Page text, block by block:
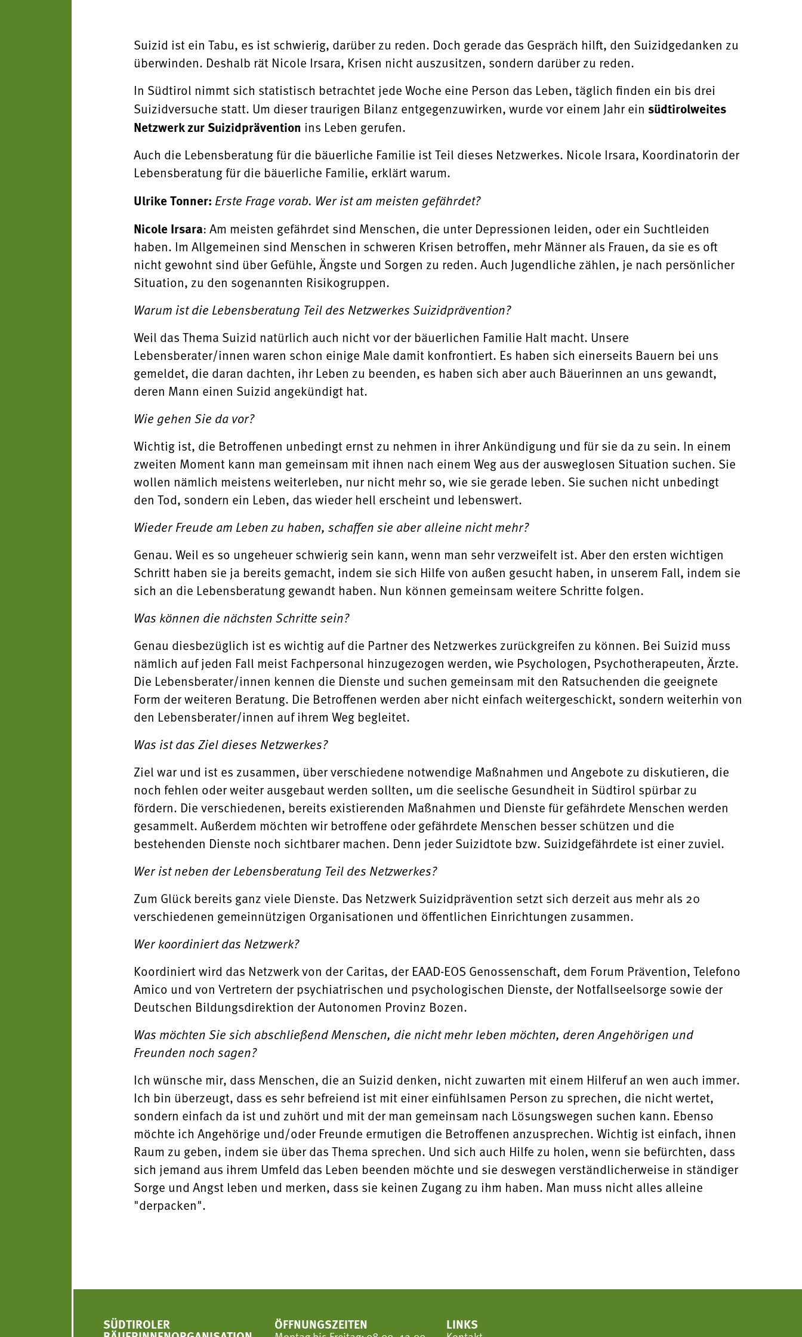
Suizid ist ein Tabu, es ist schwierig, darüber zu reden. Doch gerade das Gespräch hilft, den Suizidgedanken zu
überwinden. Deshalb rät Nicole Irsara, Krisen nicht auszusitzen, sondern darüber zu reden.
In Südtirol nimmt sich statistisch betrachtet jede Woche eine Person das Leben, täglich finden ein bis drei
Suizidversuche statt. Um dieser traurigen Bilanz entgegenzuwirken, wurde vor einem Jahr ein südtirolweites
Netzwerk zur Suizidprävention ins Leben gerufen.
Auch die Lebensberatung für die bäuerliche Familie ist Teil dieses Netzwerkes. Nicole Irsara, Koordinatorin der
Lebensberatung für die bäuerliche Familie, erklärt warum.
Ulrike Tonner: Erste Frage vorab. Wer ist am meisten gefährdet?
Nicole Irsara: Am meisten gefährdet sind Menschen, die unter Depressionen leiden, oder ein Suchtleiden
haben. Im Allgemeinen sind Menschen in schweren Krisen betroffen, mehr Männer als Frauen, da sie es oft
nicht gewohnt sind über Gefühle, Ängste und Sorgen zu reden. Auch Jugendliche zählen, je nach persönlicher
Situation, zu den sogenannten Risikogruppen.
Warum ist die Lebensberatung Teil des Netzwerkes Suizidprävention?
Weil das Thema Suizid natürlich auch nicht vor der bäuerlichen Familie Halt macht. Unsere
Lebensberater/innen waren schon einige Male damit konfrontiert. Es haben sich einerseits Bauern bei uns
gemeldet, die daran dachten, ihr Leben zu beenden, es haben sich aber auch Bäuerinnen an uns gewandt,
deren Mann einen Suizid angekündigt hat.
Wie gehen Sie da vor?
Wichtig ist, die Betroffenen unbedingt ernst zu nehmen in ihrer Ankündigung und für sie da zu sein. In einem
zweiten Moment kann man gemeinsam mit ihnen nach einem Weg aus der ausweglosen Situation suchen. Sie
wollen nämlich meistens weiterleben, nur nicht mehr so, wie sie gerade leben. Sie suchen nicht unbedingt
den Tod, sondern ein Leben, das wieder hell erscheint und lebenswert.
Wieder Freude am Leben zu haben, schaffen sie aber alleine nicht mehr?
Genau. Weil es so ungeheuer schwierig sein kann, wenn man sehr verzweifelt ist. Aber den ersten wichtigen
Schritt haben sie ja bereits gemacht, indem sie sich Hilfe von außen gesucht haben, in unserem Fall, indem sie
sich an die Lebensberatung gewandt haben. Nun können gemeinsam weitere Schritte folgen.
Was können die nächsten Schritte sein?
Genau diesbezüglich ist es wichtig auf die Partner des Netzwerkes zurückgreifen zu können. Bei Suizid muss
nämlich auf jeden Fall meist Fachpersonal hinzugezogen werden, wie Psychologen, Psychotherapeuten, Ärzte.
Die Lebensberater/innen kennen die Dienste und suchen gemeinsam mit den Ratsuchenden die geeignete
Form der weiteren Beratung. Die Betroffenen werden aber nicht einfach weitergeschickt, sondern weiterhin von
den Lebensberater/innen auf ihrem Weg begleitet.
Was ist das Ziel dieses Netzwerkes?
Ziel war und ist es zusammen, über verschiedene notwendige Maßnahmen und Angebote zu diskutieren, die
noch fehlen oder weiter ausgebaut werden sollten, um die seelische Gesundheit in Südtirol spürbar zu
fördern. Die verschiedenen, bereits existierenden Maßnahmen und Dienste für gefährdete Menschen werden
gesammelt. Außerdem möchten wir betroffene oder gefährdete Menschen besser schützen und die
bestehenden Dienste noch sichtbarer machen. Denn jeder Suizidtote bzw. Suizidgefährdete ist einer zuviel.
Wer ist neben der Lebensberatung Teil des Netzwerkes?
Zum Glück bereits ganz viele Dienste. Das Netzwerk Suizidprävention setzt sich derzeit aus mehr als 20
verschiedenen gemeinnützigen Organisationen und öffentlichen Einrichtungen zusammen.
Wer koordiniert das Netzwerk?
Koordiniert wird das Netzwerk von der Caritas, der EAAD-EOS Genossenschaft, dem Forum Prävention, Telefono
Amico und von Vertretern der psychiatrischen und psychologischen Dienste, der Notfallseelsorge sowie der
Deutschen Bildungsdirektion der Autonomen Provinz Bozen.
Was möchten Sie sich abschließend Menschen, die nicht mehr leben möchten, deren Angehörigen und
Freunden noch sagen?
Ich wünsche mir, dass Menschen, die an Suizid denken, nicht zuwarten mit einem Hilferuf an wen auch immer.
Ich bin überzeugt, dass es sehr befreiend ist mit einer einfühlsamen Person zu sprechen, die nicht wertet,
sondern einfach da ist und zuhört und mit der man gemeinsam nach Lösungswegen suchen kann. Ebenso
möchte ich Angehörige und/oder Freunde ermutigen die Betroffenen anzusprechen. Wichtig ist einfach, ihnen
Raum zu geben, indem sie über das Thema sprechen. Und sich auch Hilfe zu holen, wenn sie befürchten, dass
sich jemand aus ihrem Umfeld das Leben beenden möchte und sie deswegen verständlicherweise in ständiger
Sorge und Angst leben und merken, dass sie keinen Zugang zu ihm haben. Man muss nicht alles alleine
"derpacken".
SÜDTIROLER ÖFFNUNGSZEITEN LINKS